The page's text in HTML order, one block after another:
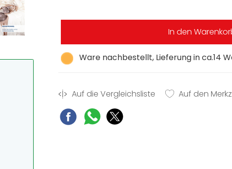
Ware nachbestellt, Lieferung in ca.14
In den
Auf die Vergleichsliste Auf den